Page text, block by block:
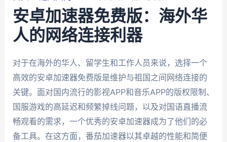
安卓加速器免费版：海外华
人的网络连接利器
对于在海外的华人、留学生和工作人员来说，选择一个
高效的安卓加速器免费版是维护与祖国之间网络连接的
关键。面对国内流行的影视APP和音乐APP的版权限制、
国服游戏的高延迟和频繁掉线问题，以及对国语直播流
畅观看的需求，一个优秀的安卓加速器成为了他们的必
备工具。在这方面，番茄加速器以其卓越的性能和简便